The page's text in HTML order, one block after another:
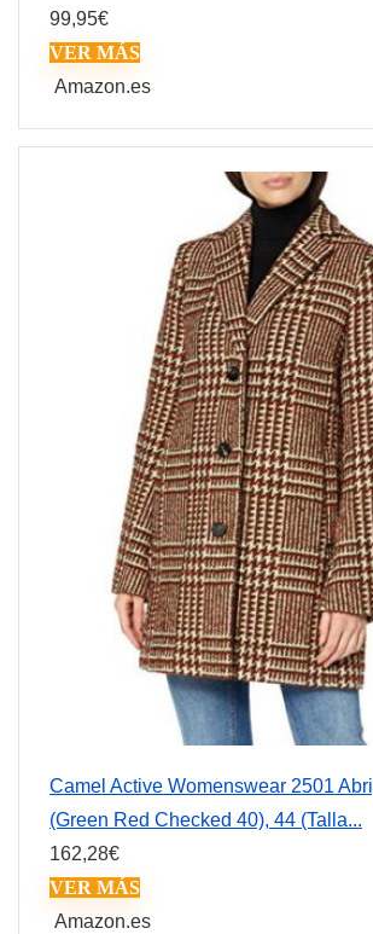
99,95€
VER MÁS
Amazon.es
Camel Active Womenswear 2501
(Green Red Checked 40), 44 (Talla...
162,28€
VER MÁS
Amazon.es